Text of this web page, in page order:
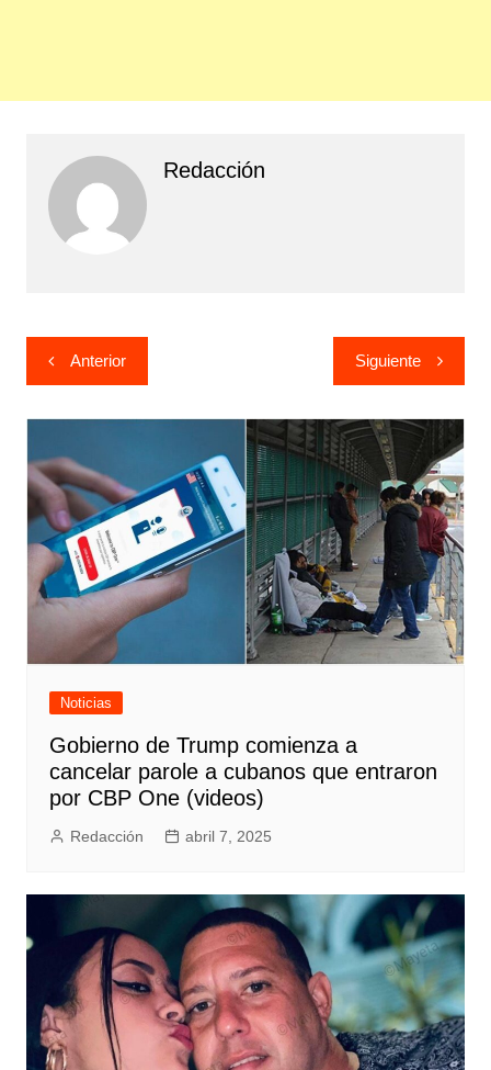
Redacción
Navegación
de
entradas
Anterior Siguiente
Noticias
Gobierno de Trump comienza a
cancelar parole a cubanos que entraron
por CBP One (videos)
Redacción abril 7, 2025